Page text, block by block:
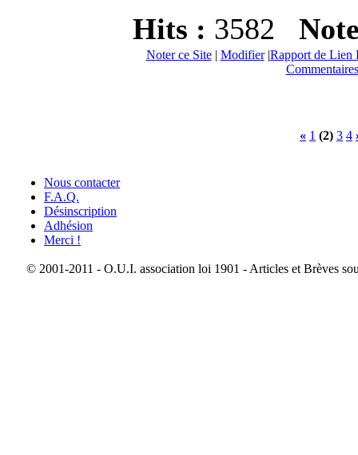
Hits : 3582
Noter ce Site| Modifier|Rapport de Lien
« 1 (2) 3 4
Nous contacter
F.A.Q.
Désinscription
Adhésion
Merci !
© 2001-2011 - O.U.I. association loi 1901 - Articles et Brèves